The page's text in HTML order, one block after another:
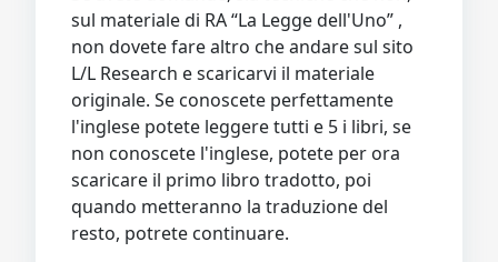
sul materiale di RA “La Legge dell'Uno” ,
non dovete fare altro che andare sul sito
L/L Research e scaricarvi il materiale
originale. Se conoscete perfettamente
l'inglese potete leggere tutti e 5 i libri, se
non conoscete l'inglese, potete per ora
scaricare il primo libro tradotto, poi
quando metteranno la traduzione del
resto, potrete continuare.